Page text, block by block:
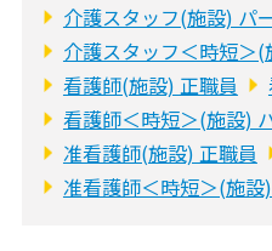
介護スタッフ(施設) パ
介護スタッフ＜時短＞(
看護師(施設) 正職員
看護師＜時短＞(施設)
准看護師(施設) 正職員
准看護師＜時短＞(施設